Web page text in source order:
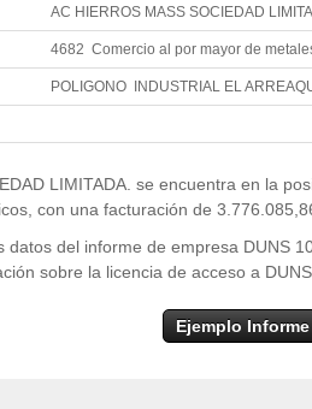
AC HIERROS MASS SOCIEDAD
4682 Comercio al por mayor de
POLIGONO INDUSTRIAL EL
−
LIMITADA. se encuentra en la
con una facturación de
datos del informe de empresa DUNS
sobre la licencia de acceso a
Ejemplo Informe